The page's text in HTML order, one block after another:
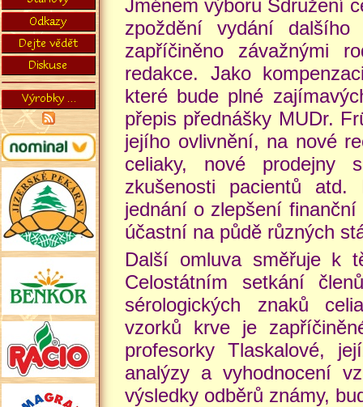
Jménem výboru Sdružení
zpoždění vydání
zapříčiněno závažnými
redakce. Jako
které bude plné
přepis přednášky MUDr.
jejího ovlivnění, na nové
celiaky, nové prodejny
zkušenosti pacientů atd.
jednání o zlepšení
účastní na půdě různých
Další omluva směřuje k
Celostátním setkání
sérologických znaků
vzorků krve je
profesorky Tlaskalové,
analýzy a vyhodnocení
výsledky odběrů známy,